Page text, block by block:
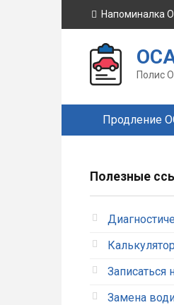
Напоминалка
Полис
Продление
Полезные
Замена